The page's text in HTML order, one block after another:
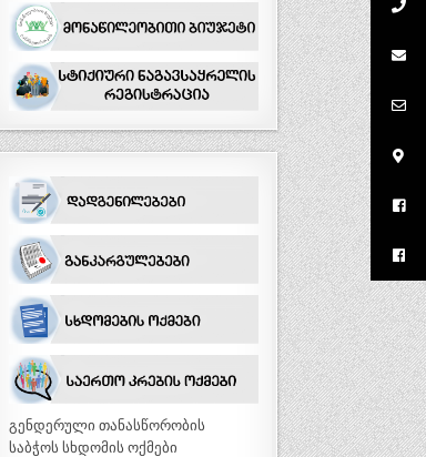
გენდერული თანასწორობის
საბჭოს სხდომის ოქმები